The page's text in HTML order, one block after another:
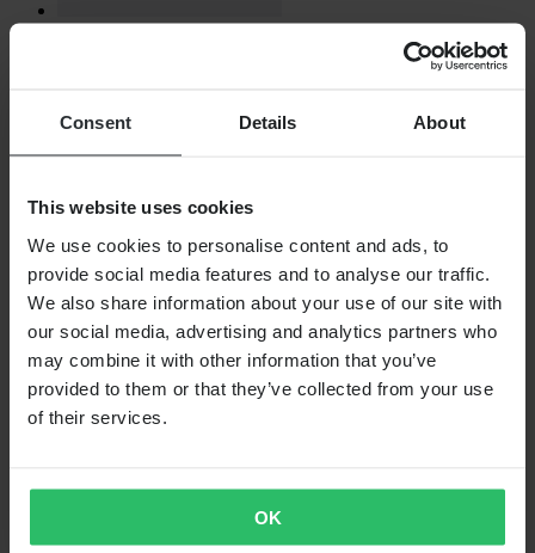
Consent Details About
This website uses cookies
We use cookies to personalise content and ads, to
provide social media features and to analyse our traffic.
We also share information about your use of our site with
our social media, advertising and analytics partners who
may combine it with other information that you’ve
provided to them or that they’ve collected from your use
of their services.
OK
Oorspronkelijk:
Stickervel WideOpen Supermoto
Algemene Voorwaarden
Privacybeleid
Verzending & levering
Betaling
Retourneren
Herroepingsrecht
Informatie over recycling
Claims & klachten
Bestelstatus
Conformiteitsverklaring
Neem contact op met de klantenservice